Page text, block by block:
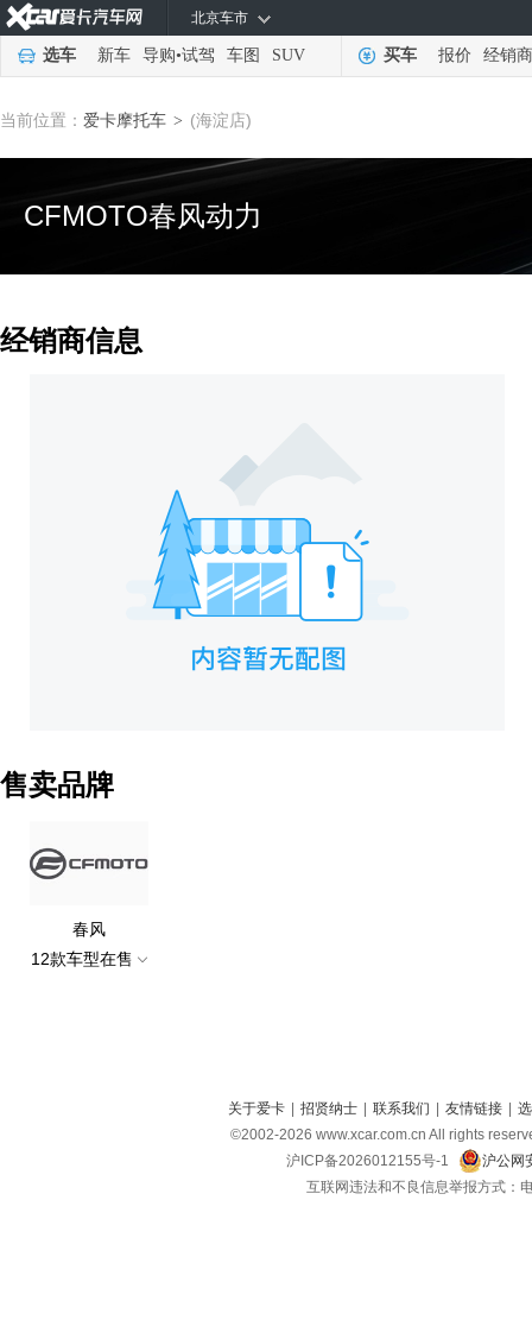
北京车市
选车 新车 导购•试驾 车图 SUV 买车 报价 经销商
当前位置： 爱卡摩托车 > (海淀店)
CFMOTO春风动力
经销商信息
售卖品牌
春风
12款车型在售
关于爱卡 招贤纳士 联系我们 友情链接
©2002-2026 www.xcar.com.cn All rights
沪ICP备2026012155号-1
沪公网
互联网违法和不良信息举报方式：